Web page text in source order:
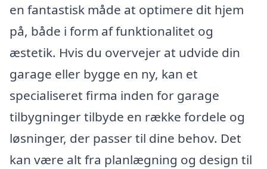
en fantastisk måde at optimere dit hjem
på, både i form af funktionalitet og
æstetik. Hvis du overvejer at udvide din
garage eller bygge en ny, kan et
specialiseret firma inden for garage
tilbygninger tilbyde en række fordele og
løsninger, der passer til dine behov. Det
kan være alt fra planlægning og design til